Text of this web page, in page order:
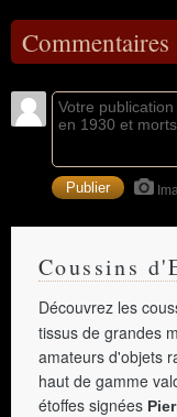
Commentaires
Coussins
Découvrez les
tissus de grandes
amateurs d'objets
haut de gamme
étoffes signées